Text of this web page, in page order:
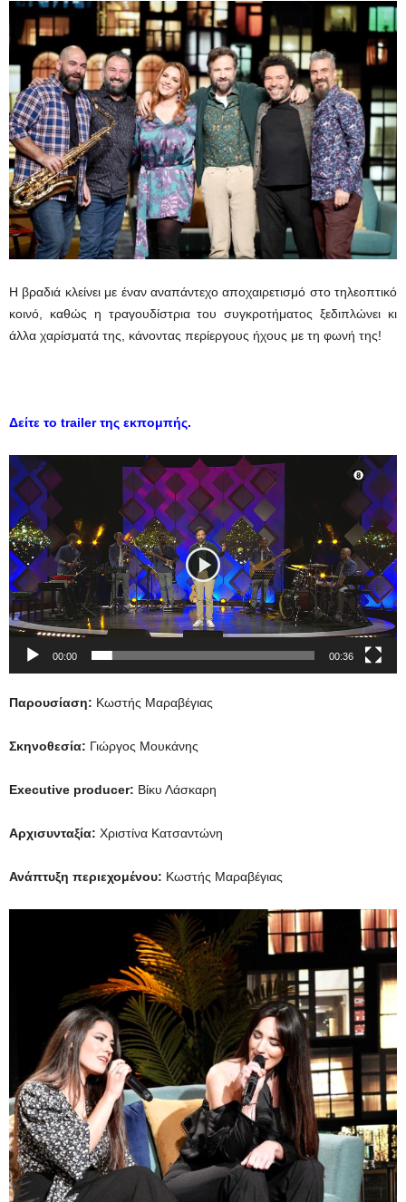
H βραδιά κλείνει με έναν αναπάντεχο αποχαιρετισμό στο τηλεοπτικό
κοινό, καθώς η τραγουδίστρια του συγκροτήματος ξεδιπλώνει κι
άλλα χαρίσματά της, κάνοντας περίεργους ήχους με τη φωνή της!
Δείτε το trailer της εκπομπής.
Πρόγραμμα
Αναπαραγωγής
Βίντεο
00:00 00:36
Παρουσίαση: Κωστής Μαραβέγιας
Σκηνοθεσία: Γιώργος Μουκάνης
Executive producer: Βίκυ Λάσκαρη
Αρχισυνταξία: Χριστίνα Κατσαντώνη
Ανάπτυξη περιεχομένου: Κωστής Μαραβέγιας